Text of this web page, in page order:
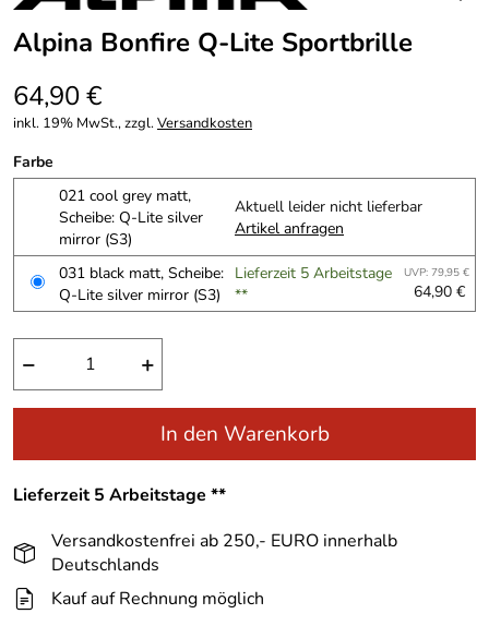
Alpina Bonfire Q-Lite Sportbrille
64,90 €
inkl. 19% MwSt., zzgl.Versandkosten
Farbe
021 cool grey matt,
Scheibe: Q-Lite silver
mirror (S3)
Aktuell leider nicht lieferbar
Artikel anfragen
031 black matt, Scheibe:
Q-Lite silver mirror (S3)
Lieferzeit 5 Arbeitstage
**
UVP: 79,95 €
64,90 €
− +
In den Warenkorb
Lieferzeit 5 Arbeitstage **
Versandkostenfrei ab 250,- EURO innerhalb
Deutschlands
Kauf auf Rechnung möglich